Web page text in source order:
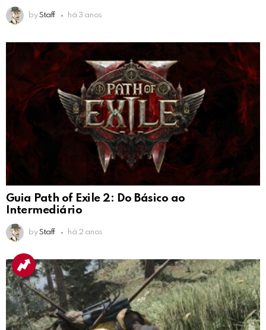
by Staff há 3 anos
Guia Path of Exile 2: Do Básico ao
Intermediário
by Staff há 2 anos